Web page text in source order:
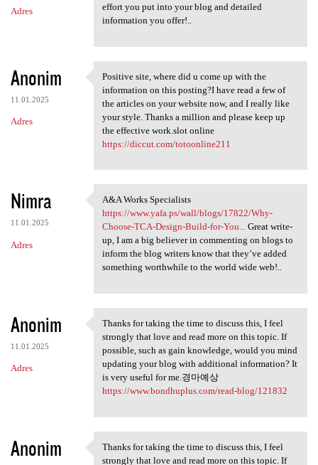
Adres
effort you put into your blog and detailed
information you offer!..
Anonim
11.01.2025
Adres
Positive site, where did u
Positive site, where did u come up with the
information on this posting?I have read a few of
the articles on your website now, and I really like
your style. Thanks a million and please keep up
the effective work.slot online
https://diccut.com/totoonline211
Nimra
11.01.2025
Adres
A&A Works Specialists https:/
A&A Works Specialists
https://www.yafa.ps/wall/blogs/17822/Why-
Choose-TCA-Design-Build-for-You...Great write-
up, I am a big believer in commenting on blogs to
inform the blog writers know that they’ve added
something worthwhile to the world wide web!..
Anonim
11.01.2025
Adres
Thanks for taking the time to
Thanks for taking the time to discuss this, I feel
strongly that love and read more on this topic. If
possible, such as gain knowledge, would you mind
updating your blog with additional information? It
is very useful for me.경마예상
https://www.bondhuplus.com/read-blog/121832
Anonim Thanks for taking the time to
Thanks for taking the time to discuss this, I feel
strongly that love and read more on this topic. If